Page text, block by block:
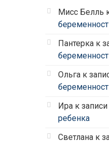
Мисс Белль
Пантерка к
Ольга к
Ира к записи
ребенка
Светлана к